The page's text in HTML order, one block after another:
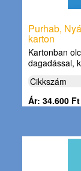
Purhab,
karton
Kartonban
dagadással,
Cikkszám
Ár: 34.600 Ft